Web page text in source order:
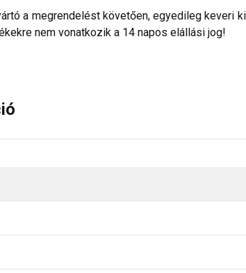
a megrendelést követően, egyedileg
nem vonatkozik a 14 napos elállási jog!